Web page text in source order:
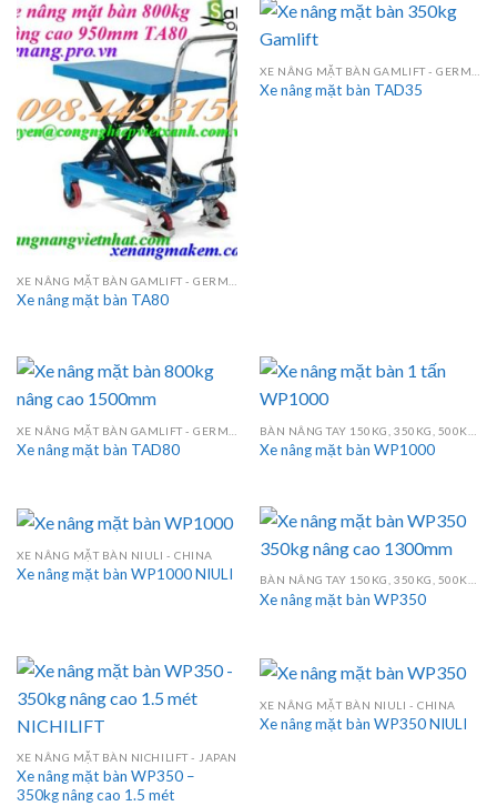
Xe nâng mặt bàn TA80
Xe nâng mặt bàn TAD35
Xe nâng mặt bàn TAD80 Xe nâng mặt bàn WP1000
XE NÂNG MẶT BÀN NIULI - CHINA
Xe nâng mặt bàn WP1000 NIULI BÀN NÂNG TAY 150KG, 350KG, 500KG, 750KG, 800KG, 1000KG
Xe nâng mặt bàn WP350
XE NÂNG MẶT BÀN NICHILIFT - JAPAN
Xe nâng mặt bàn WP350 –
350kg nâng cao 1.5 mét
XE NÂNG MẶT BÀN NIULI - CHINA
Xe nâng mặt bàn WP350 NIULI